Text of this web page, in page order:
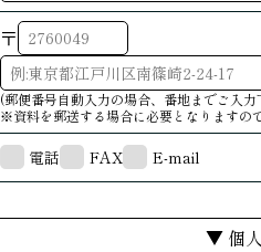
〒
(郵便番号自動入力の場合、番地までご入力
※資料を郵送する場合に必要となりますの
電話 FAX E-mail
▼ 個